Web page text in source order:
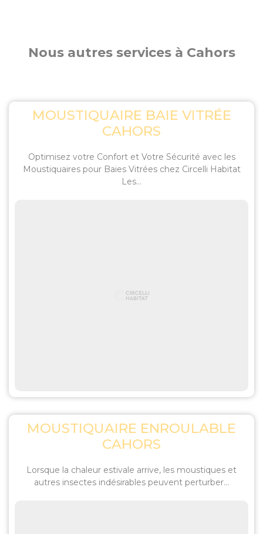
Nous autres services à Cahors
MOUSTIQUAIRE BAIE VITRÉE
CAHORS
Optimisez votre Confort et Votre Sécurité avec les
Moustiquaires pour Baies Vitrées chez Circelli Habitat
Les...
MOUSTIQUAIRE ENROULABLE
CAHORS
Lorsque la chaleur estivale arrive, les moustiques et
autres insectes indésirables peuvent perturber...